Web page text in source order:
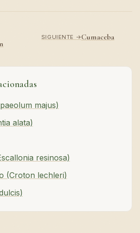
SIGUIENTE →Cumaceba
majus)
alata)
resinosa)
(Croton lechleri)